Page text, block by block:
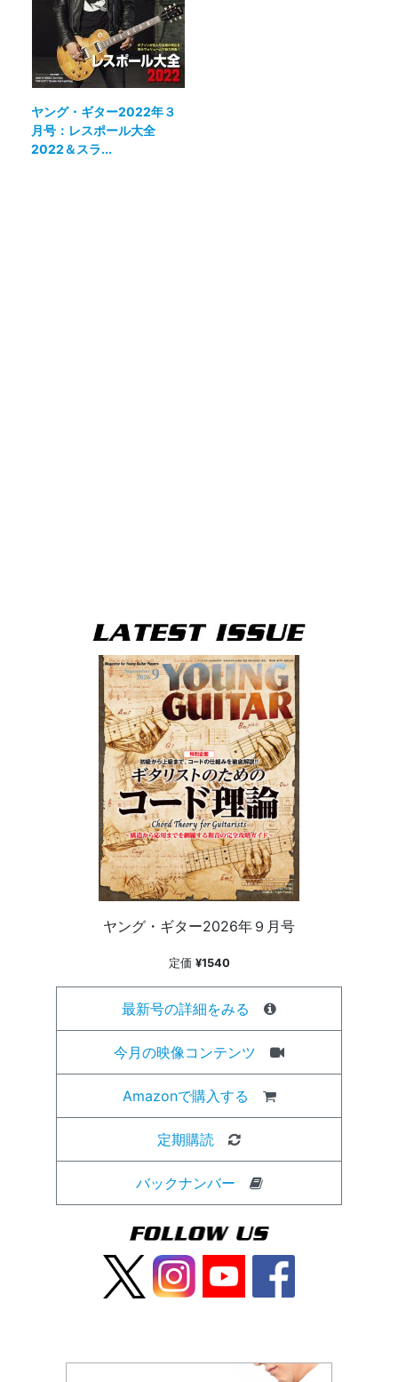
ヤング・ギター2022年３
月号：レスポール大全
2022＆スラ...
ヤング・ギター2026年９月号
定価 ¥1540
最新号の詳細をみる
今月の映像コンテンツ
Amazonで購入する
定期購読
バックナンバー